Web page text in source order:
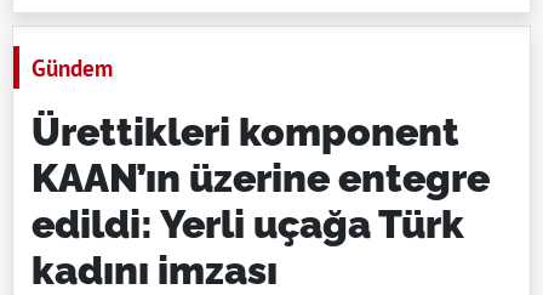
Gündem
Ürettikleri komponent
KAAN’ın üzerine entegre
edildi: Yerli uçağa Türk
kadını imzası